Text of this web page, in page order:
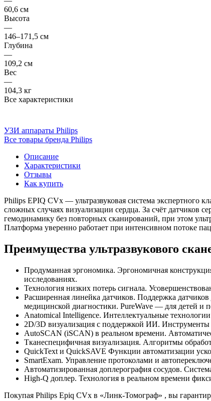
60,6 см
Высота
—
146–171,5 см
Глубина
—
109,2 см
Вес
—
104,3 кг
Все характеристики
УЗИ аппараты Philips
Все товары бренда Philips
Описание
Характеристики
Отзывы
Как купить
Philips EPIQ CVx — ультразвуковая система экспертного
сложных случаях визуализации сердца. За счёт датчиков
гемодинамику без повторных сканирований, при этом
Платформа уверенно работает при интенсивном потоке
Преимущества ультразвукового
Продуманная эргономика. Эргономичная
исследованиях.
Технология низких потерь сигнала.
Расширенная линейка датчиков. Поддержка
медицинской диагностики. PureWave — для детей и
Anatomical Intelligence. Интеллектуальные
2D/3D визуализация с поддержкой ИИ. Инструменты
AutoSCAN (iSCAN) в реальном времени.
Тканеспецифичная визуализация. Алгоритмы
QuickText и QuickSAVE Функции автоматизации
SmartExam. Управление протоколами и
Автоматизированная доплерография сосудов.
High-Q доплер. Технология в реальном времени
Покупая Philips Epiq CVx в «Линк-Томограф» , вы